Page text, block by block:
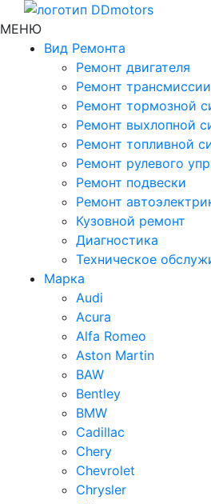
МЕНЮ
Вид Ремонта
Ремонт двигателя
Ремонт трансмиссии
Ремонт тормозной
Ремонт выхлопной
Ремонт топливной
Ремонт рулевого
Ремонт подвески
Ремонт
Кузовной ремонт
Диагностика
Техническое
Марка
Audi
Acura
Alfa Romeo
Aston Martin
BAW
Bentley
BMW
Cadillac
Chery
Chevrolet
Chrysler